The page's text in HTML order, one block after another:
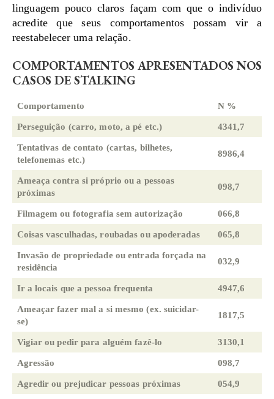
linguagem pouco claros façam com que o indivíduo
acredite que seus comportamentos possam vir a
reestabelecer uma relação.
COMPORTAMENTOS APRESENTADOS NOS
CASOS DE STALKING
Comportamento N %
Perseguição (carro, moto, a pé etc.) 4341,7
Tentativas de contato (cartas, bilhetes,
telefonemas etc.)
8986,4
Ameaça contra si próprio ou a pessoas
próximas
098,7
Filmagem ou fotografia sem autorização 066,8
Coisas vasculhadas, roubadas ou apoderadas 065,8
Invasão de propriedade ou entrada forçada na
residência
032,9
Ir a locais que a pessoa frequenta 4947,6
Ameaçar fazer mal a si mesmo (ex. suicidar-
se)
1817,5
Vigiar ou pedir para alguém fazê-lo 3130,1
Agressão 098,7
Agredir ou prejudicar pessoas próximas 054,9